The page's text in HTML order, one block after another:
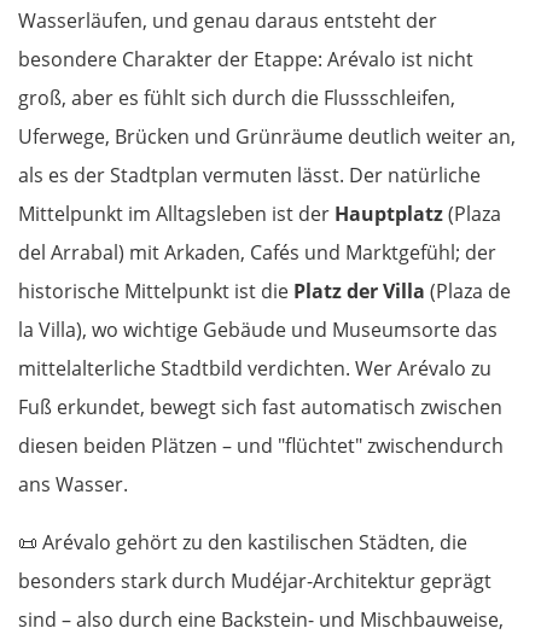
Wasserläufen, und genau daraus entsteht der
besondere Charakter der Etappe: Arévalo ist nicht
groß, aber es fühlt sich durch die Flussschleifen,
Uferwege, Brücken und Grünräume deutlich weiter an,
als es der Stadtplan vermuten lässt. Der natürliche
Mittelpunkt im Alltagsleben ist der Hauptplatz(Plaza
del Arrabal) mit Arkaden, Cafés und Marktgefühl; der
historische Mittelpunkt ist die Platz der Villa (Plaza de
la Villa), wo wichtige Gebäude und Museumsorte das
mittelalterliche Stadtbild verdichten. Wer Arévalo zu
Fuß erkundet, bewegt sich fast automatisch zwischen
diesen beiden Plätzen – und "flüchtet" zwischendurch
ans Wasser.
📜 Arévalo gehört zu den kastilischen Städten, die
besonders stark durch Mudéjar-Architektur geprägt
sind – also durch eine Backstein- und Mischbauweise,